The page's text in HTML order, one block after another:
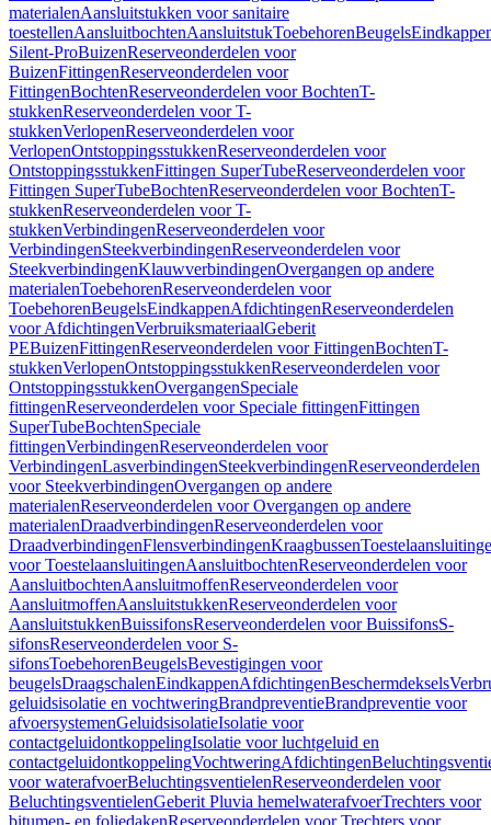
materialenAansluitstukken voor sanitaire
toestellenAansluitbochtenAansluitstukToebehorenBeugels
Silent-ProBuizenReserveonderdelen voor
BuizenFittingenReserveonderdelen voor
FittingenBochtenReserveonderdelen voor BochtenT-
stukkenReserveonderdelen voor T-
stukkenVerlopenReserveonderdelen voor
VerlopenOntstoppingsstukkenReserveonderdelen voor
OntstoppingsstukkenFittingen SuperTubeReserveonderdelen voor
Fittingen SuperTubeBochtenReserveonderdelen voor BochtenT-
stukkenReserveonderdelen voor T-
stukkenVerbindingenReserveonderdelen voor
VerbindingenSteekverbindingenReserveonderdelen voor
SteekverbindingenKlauwverbindingenOvergangen op andere
materialenToebehorenReserveonderdelen voor
ToebehorenBeugelsEindkappenAfdichtingenReserveonderdelen
voor AfdichtingenVerbruiksmateriaalGeberit
PEBuizenFittingenReserveonderdelen voor FittingenBochtenT-
stukkenVerlopenOntstoppingsstukkenReserveonderdelen voor
OntstoppingsstukkenOvergangenSpeciale
fittingenReserveonderdelen voor Speciale fittingenFittingen
SuperTubeBochtenSpeciale
fittingenVerbindingenReserveonderdelen voor
VerbindingenLasverbindingenSteekverbindingenReserveonderdelen
voor SteekverbindingenOvergangen op andere
materialenReserveonderdelen voor Overgangen op andere
materialenDraadverbindingenReserveonderdelen voor
DraadverbindingenFlensverbindingenKraagbussen
voor ToestelaansluitingenAansluitbochtenReserveonderdelen voor
AansluitbochtenAansluitmoffenReserveonderdelen voor
AansluitmoffenAansluitstukkenReserveonderdelen voor
AansluitstukkenBuissifonsReserveonderdelen voor BuissifonsS-
sifonsReserveonderdelen voor S-
sifonsToebehorenBeugelsBevestigingen voor
beugelsDraagschalenEindkappenAfdichtingenBeschermdeksels
geluidsisolatie en vochtweringBrandpreventieBrandpreventie voor
afvoersystemenGeluidsisolatieIsolatie voor
contactgeluidontkoppelingIsolatie voor luchtgeluid en
contactgeluidontkoppelingVochtweringAfdichtingen
voor waterafvoerBeluchtingsventielenReserveonderdelen voor
BeluchtingsventielenGeberit Pluvia hemelwaterafvoerTrechters voor
bitumen- en foliedakenReserveonderdelen voor Trechters voor